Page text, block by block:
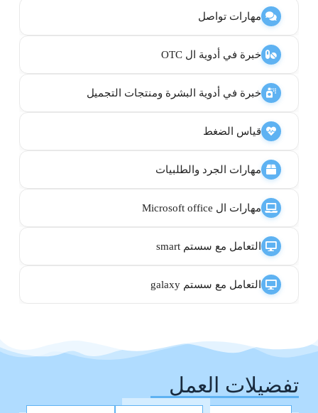
مهارات تواصل
خبرة في أدوية ال OTC
خبرة في أدوية البشرة ومنتجات التجميل
قياس الضغط
مهارات الجرد والطلبيات
مهارات ال Microsoft office
التعامل مع سستم smart
التعامل مع سستم galaxy
تفضيلات العمل